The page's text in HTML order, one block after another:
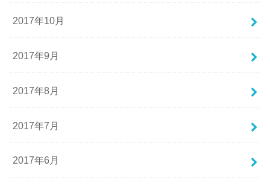
2017年10月
2017年9月
2017年8月
2017年7月
2017年6月